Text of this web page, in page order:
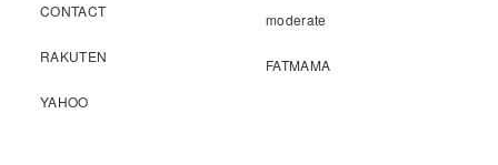
CONTACT
RAKUTEN
YAHOO
moderate
FATMAMA